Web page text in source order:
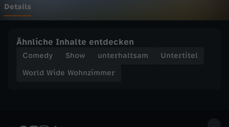
n
i
Details
Ähnliche Inhalte entdecken
Comedy Show unterhaltsam
Untertitel
World Wide Wohnzimmer